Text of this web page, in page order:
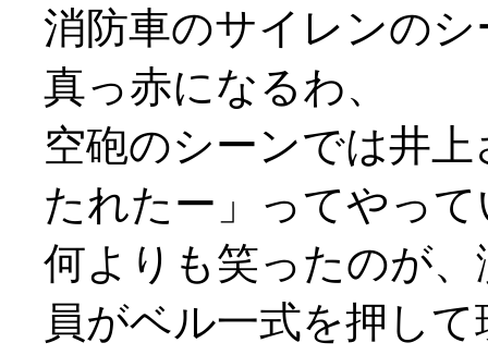
消防車のサイレンの
真っ赤になるわ、
空砲のシーンでは井
たれたー」ってやっ
何よりも笑ったのが
員がベル一式を押し